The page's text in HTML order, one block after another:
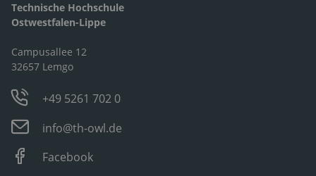
Technische Hochschule
Ostwestfalen-Lippe
Campusallee 12
32657 Lemgo
+49 5261 702 0
info@th-owl.de
Facebook